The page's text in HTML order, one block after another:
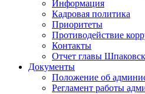
Информация
Кадровая политика
Приоритеты
Противодействие
Контакты
Отчет главы
Документы
Положение об
Регламент работы